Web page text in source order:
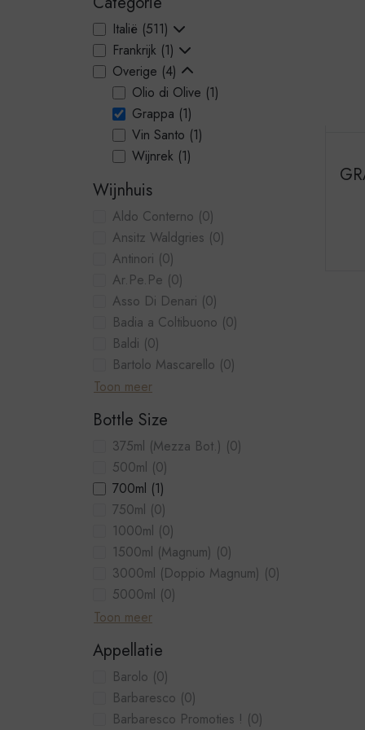
Italië (511)
Frankrijk (1)
Overige (4)
Olio di Olive (1)
Grappa (1)
Vin Santo (1)
Wijnrek (1)
Wijnhuis
Aldo Conterno (0)
Ansitz Waldgries (0)
Antinori (0)
Ar.Pe.Pe (0)
Asso Di Denari (0)
Badia a Coltibuono (0)
Baldi (0)
Bartolo Mascarello (0)
Toon meer
Bottle Size
375ml (Mezza Bot.) (0)
500ml (0)
700ml (1)
750ml (0)
1000ml (0)
1500ml (Magnum) (0)
3000ml (Doppio Magnum) (0)
5000ml (0)
Toon meer
Appellatie
Barolo (0)
Barbaresco (0)
Barbaresco Promoties ! (0)